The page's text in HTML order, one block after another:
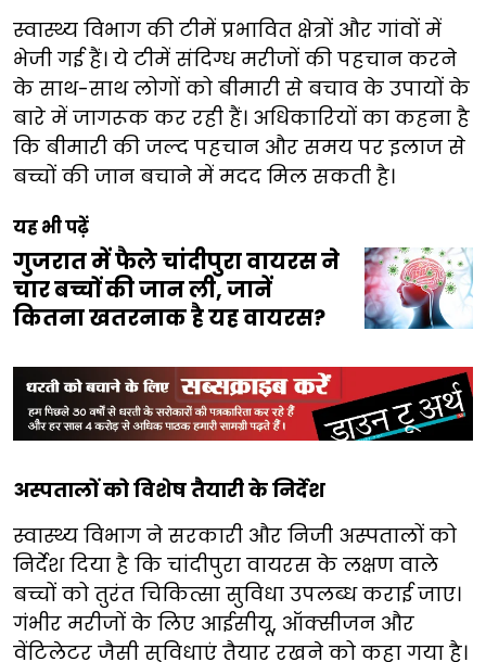
स्वास्थ्य विभाग की टीमें प्रभावित क्षेत्रों और गांवों में
भेजी गई हैं। ये टीमें संदिग्ध मरीजों की पहचान करने
के साथ-साथ लोगों को बीमारी से बचाव के उपायों के
बारे में जागरूक कर रही हैं। अधिकारियों का कहना है
कि बीमारी की जल्द पहचान और समय पर इलाज से
बच्चों की जान बचाने में मदद मिल सकती है।
यह भी पढ़ें
गुजरात में फैले चांदीपुरा वायरस ने
चार बच्चों की जान ली, जानें
कितना खतरनाक है यह वायरस?
अस्पतालों को विशेष तैयारी के निर्देश
स्वास्थ्य विभाग ने सरकारी और निजी अस्पतालों को
निर्देश दिया है कि चांदीपुरा वायरस के लक्षण वाले
बच्चों को तुरंत चिकित्सा सुविधा उपलब्ध कराई जाए।
गंभीर मरीजों के लिए आईसीयू, ऑक्सीजन और
वेंटिलेटर जैसी सुविधाएं तैयार रखने को कहा गया है।